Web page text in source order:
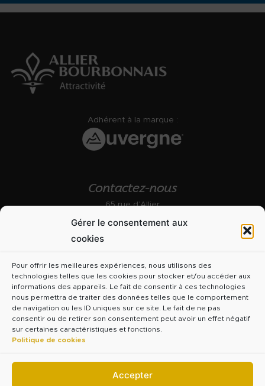
Gérer le consentement aux
cookies
Pour offrir les meilleures expériences, nous utilisons des
technologies telles que les cookies pour stocker et/ou accéder aux
informations des appareils. Le fait de consentir à ces technologies
nous permettra de traiter des données telles que le comportement
de navigation ou les ID uniques sur ce site. Le fait de ne pas
consentir ou de retirer son consentement peut avoir un effet négatif
sur certaines caractéristiques et fonctions.
Politique de cookies
Accepter
Adhérent à la marque :
Contactez-nous
65 rue d’Allier
03000 Moulins
Formulaire de contact
Les sites de nos partenaires
rejoignez.allier-bourbonnais.fr
savoir-faire.allier-bourbonnais.fr
allier-tourisme.com
invest-in-auvergnerhonealpes.com